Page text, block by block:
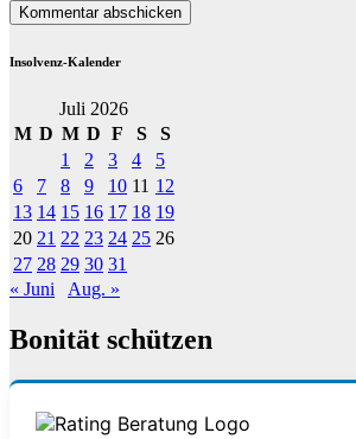
Insolvenz-Kalender
Juli 2026
M D M D F S
S
1
2 3 4
5
6
7 8 9 10 11 12
13 14 15 16 17 18 19
20 21 22 23 24 25 26
27 28 29 30 31
« Juni
Aug. »
Bonität schützen